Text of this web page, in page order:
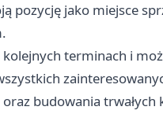
pozycję jako miejsce
terminach i
budowania